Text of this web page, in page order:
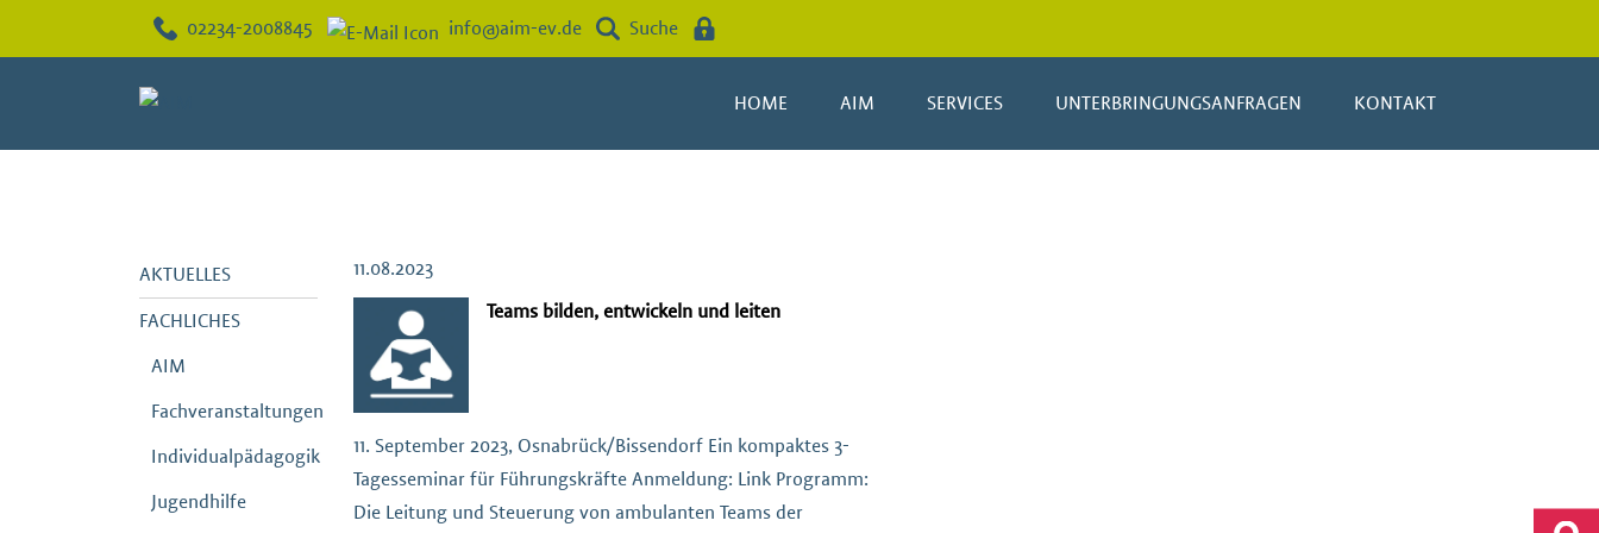
02234-2008845 info@aim-ev.de Suche
HOME AIM SERVICES UNTERBRINGUNGSANFRAGEN KONTAKT
AKTUELLES
FACHLICHES
AIM
Fachveranstaltungen
Individualpädagogik
Jugendhilfe
11.08.2023
Teams bilden, entwickeln und leiten
11. September 2023, Osnabrück/Bissendorf Ein kompaktes 3-
Tagesseminar für Führungskräfte Anmeldung: Link Programm:
Die Leitung und Steuerung von ambulanten Teams der